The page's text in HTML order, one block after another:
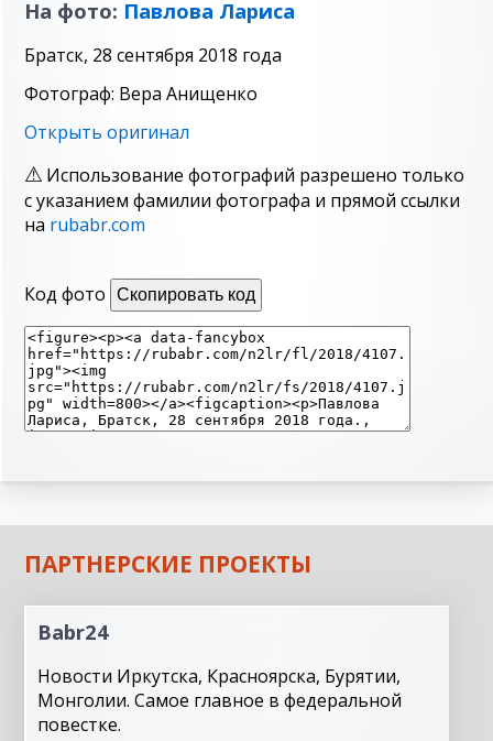
На фото: Павлова Лариса
Братск, 28 сентября 2018 года
Фотограф: Вера Анищенко
Открыть оригинал
Использование фотографий разрешено только
с указанием фамилии фотографа и прямой ссылки
на rubabr.com
Код фото Скопировать код
ПАРТНЕРСКИЕ ПРОЕКТЫ
Babr24
Новости Иркутска, Красноярска, Бурятии,
Монголии. Самое главное в федеральной
повестке.